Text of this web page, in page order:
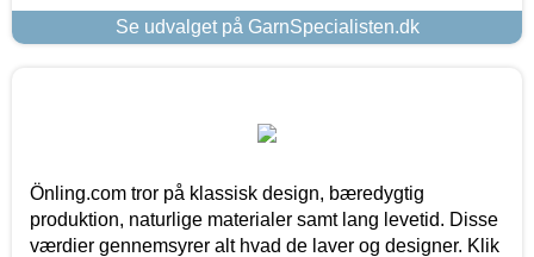
Se udvalget på GarnSpecialisten.dk
Önling.com tror på klassisk design, bæredygtig
produktion, naturlige materialer samt lang levetid. Disse
værdier gennemsyrer alt hvad de laver og designer. Klik